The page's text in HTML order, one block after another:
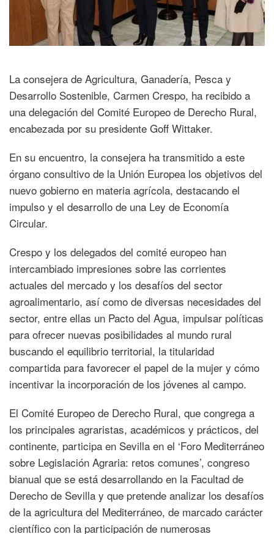
La consejera de Agricultura, Ganadería, Pesca y
Desarrollo Sostenible, Carmen Crespo, ha recibido a
una delegación del Comité Europeo de Derecho Rural,
encabezada por su presidente Goff Wittaker.
En su encuentro, la consejera ha transmitido a este
órgano consultivo de la Unión Europea los objetivos del
nuevo gobierno en materia agrícola, destacando el
impulso y el desarrollo de una Ley de Economía
Circular.
Crespo y los delegados del comité europeo han
intercambiado impresiones sobre las corrientes
actuales del mercado y los desafíos del sector
agroalimentario, así como de diversas necesidades del
sector, entre ellas un Pacto del Agua, impulsar políticas
para ofrecer nuevas posibilidades al mundo rural
buscando el equilibrio territorial, la titularidad
compartida para favorecer el papel de la mujer y cómo
incentivar la incorporación de los jóvenes al campo.
El Comité Europeo de Derecho Rural, que congrega a
los principales agraristas, académicos y prácticos, del
continente, participa en Sevilla en el ‘Foro Mediterráneo
sobre Legislación Agraria: retos comunes’, congreso
bianual que se está desarrollando en la Facultad de
Derecho de Sevilla y que pretende analizar los desafíos
de la agricultura del Mediterráneo, de marcado carácter
científico con la participación de numerosas